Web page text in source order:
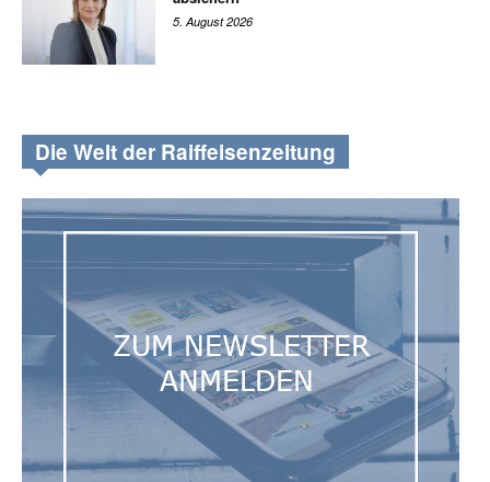
5. August 2026
Die Welt der Raiffeisenzeitung